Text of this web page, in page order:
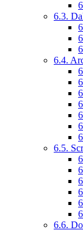
6.3.
6.4.
6.5.
6.6.